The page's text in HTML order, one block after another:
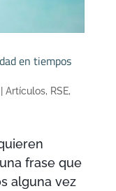
en tiempos
| Artículos, RSE,
frase que
alguna vez